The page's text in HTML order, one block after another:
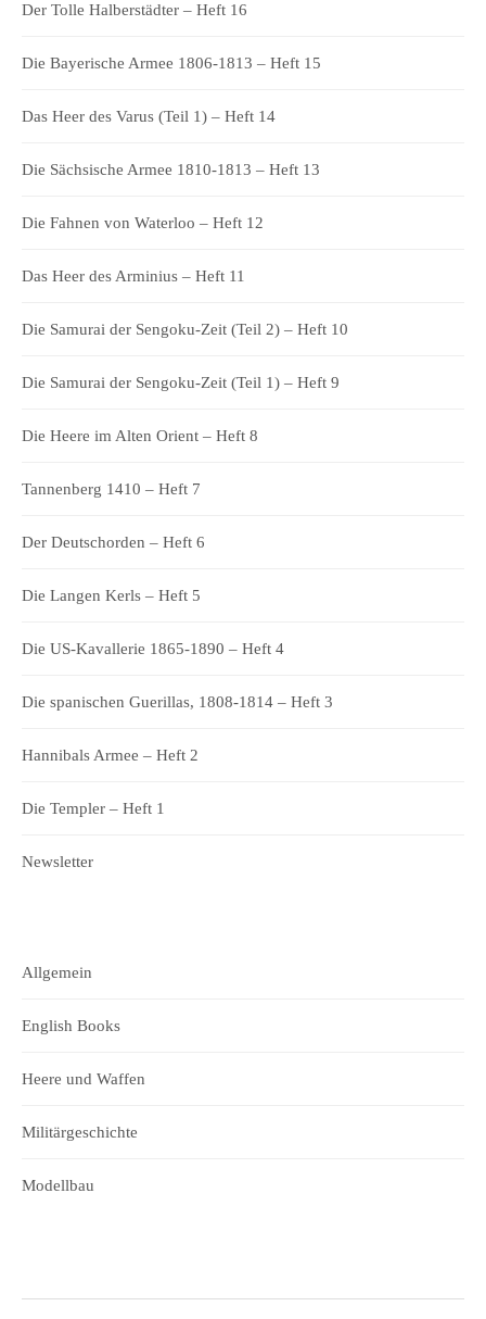
Der Tolle Halberstädter – Heft 16
Die Bayerische Armee 1806-1813 – Heft 15
Das Heer des Varus (Teil 1) – Heft 14
Die Sächsische Armee 1810-1813 – Heft 13
Die Fahnen von Waterloo – Heft 12
Das Heer des Arminius – Heft 11
Die Samurai der Sengoku-Zeit (Teil 2) – Heft 10
Die Samurai der Sengoku-Zeit (Teil 1) – Heft 9
Die Heere im Alten Orient – Heft 8
Tannenberg 1410 – Heft 7
Der Deutschorden – Heft 6
Die Langen Kerls – Heft 5
Die US-Kavallerie 1865-1890 – Heft 4
Die spanischen Guerillas, 1808-1814 – Heft 3
Hannibals Armee – Heft 2
Die Templer – Heft 1
Newsletter
Allgemein
English Books
Heere und Waffen
Militärgeschichte
Modellbau